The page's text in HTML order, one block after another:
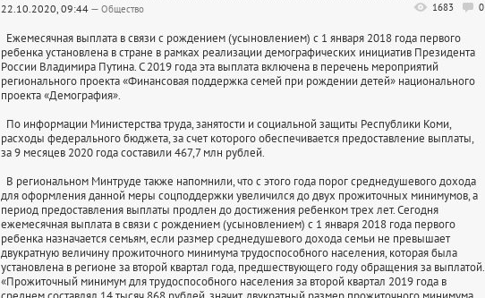
0
1683
22.10.2020, 09:44 — Общество
Ежемесячная выплата в связи с рождением (усыновлением) с 1 января 2018 года первого
ребенка установлена в стране в рамках реализации демографических инициатив Президента
России Владимира Путина. С 2019 года эта выплата включена в перечень мероприятий
регионального проекта «Финансовая поддержка семей при рождении детей» национального
проекта «Демография».
По информации Министерства труда, занятости и социальной защиты Республики Коми,
расходы федерального бюджета, за счет которого обеспечивается предоставление выплаты,
за 9 месяцев 2020 года составили 467,7 млн рублей.
В региональном Минтруде также напомнили, что с этого года порог среднедушевого дохода
для оформления данной меры соцподдержки увеличился до двух прожиточных минимумов, а
период предоставления выплаты продлен до достижения ребенком трех лет. Сегодня
ежемесячная выплата в связи с рождением (усыновлением) с 1 января 2018 года первого
ребенка назначается семьям, если размер среднедушевого дохода семьи не превышает
двукратную величину прожиточного минимума трудоспособного населения, которая была
установлена в регионе за второй квартал года, предшествующего году обращения за выплатой.
«Прожиточный минимум для трудоспособного населения за второй квартал 2019 года в